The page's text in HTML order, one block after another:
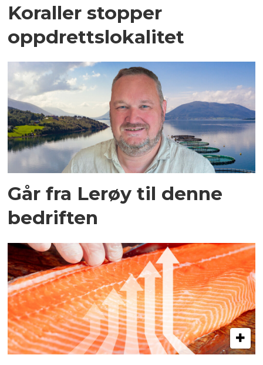
Koraller stopper
oppdrettslokalitet
Går fra Lerøy til denne
bedriften